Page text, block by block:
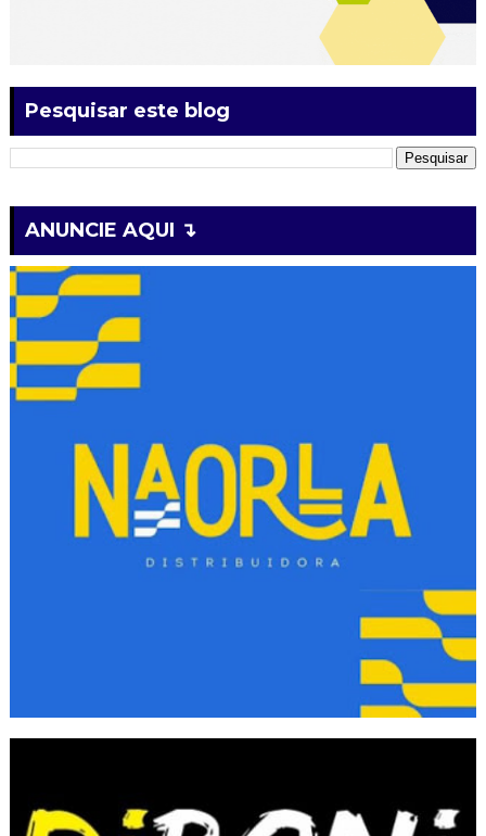
Pesquisar este blog
ANUNCIE AQUI ↴